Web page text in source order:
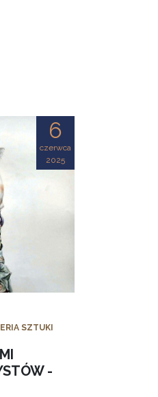
6
czerwca
2025
SZTUKI
-